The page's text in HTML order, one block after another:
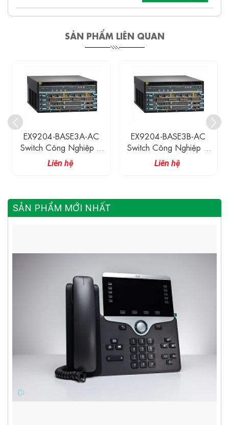
SẢN PHẨM LIÊN QUAN
EX9204-BASE3B-AC
Switch Công Nghiệp 4
Slot Chassis
Liên hệ
EX9208-BASE3B-AC
Switch Công Nghiệp 8
Slot Chassis
Liên hệ
SẢN PHẨM MỚI NHẤT